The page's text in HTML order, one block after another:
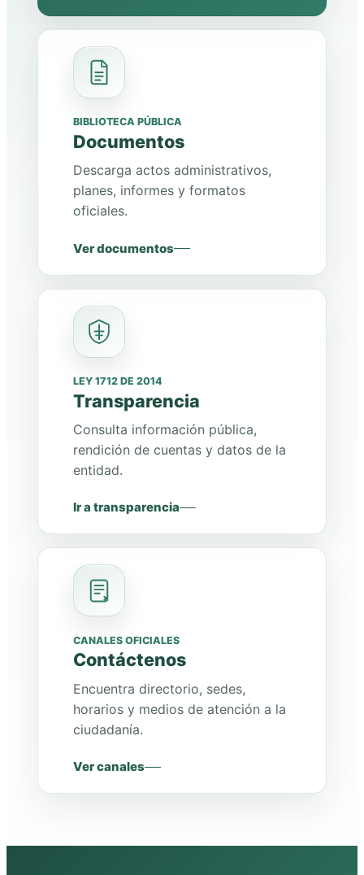
BIBLIOTECA PÚBLICA
Documentos
Descarga actos administrativos,
planes, informes y formatos
oficiales.
Ver documentos
LEY 1712 DE 2014
Transparencia
Consulta información pública,
rendición de cuentas y datos de la
entidad.
Ir a transparencia
CANALES OFICIALES
Contáctenos
Encuentra directorio, sedes,
horarios y medios de atención a la
ciudadanía.
Ver canales